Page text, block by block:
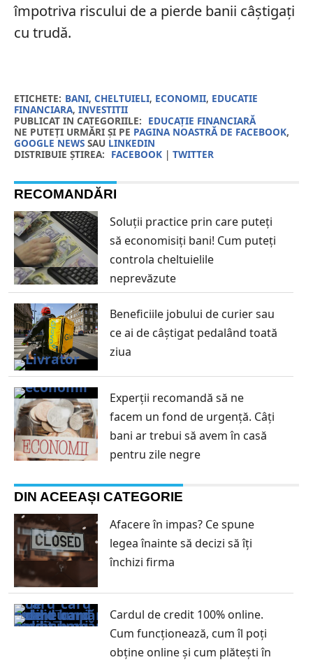
împotriva riscului de a pierde banii câștigați
cu trudă.
ETICHETE: BANI, CHELTUIELI, ECONOMII, EDUCATIE
FINANCIARA, INVESTITII
PUBLICAT IN CATEGORIILE: EDUCAȚIE FINANCIARĂ
NE PUTEȚI URMĂRI ȘI PE PAGINA NOASTRĂ DE FACEBOOK,
GOOGLE NEWSSAU LINKEDIN
DISTRIBUIE ȘTIREA: FACEBOOK| TWITTER
RECOMANDĂRI
Soluții practice prin care puteți
să economisiți bani! Cum puteți
controla cheltuielile
neprevăzute
Beneficiile jobului de curier sau
ce ai de câștigat pedalând toată
ziua
Experții recomandă să ne
facem un fond de urgență. Câți
bani ar trebui să avem în casă
pentru zile negre
DIN ACEEAȘI CATEGORIE
Afacere în impas? Ce spune
legea înainte să decizi să îți
închizi firma
Cardul de credit 100% online.
Cum funcționează, cum îl poți
obține online și cum plătești în